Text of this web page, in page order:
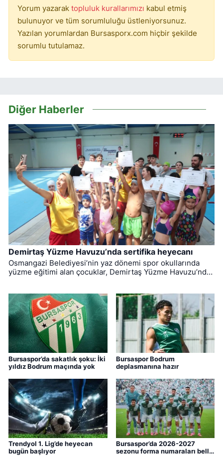
Yorum yazarak topluluk kurallarımızı kabul etmiş
bulunuyor ve tüm sorumluluğu üstleniyorsunuz.
Yazılan yorumlardan Bursasporx.com hiçbir şekilde
sorumlu tutulamaz.
Diğer Haberler
Demirtaş Yüzme Havuzu’nda sertifika heyecanı
Osmangazi Belediyesi’nin yaz dönemi spor okullarında
yüzme eğitimi alan çocuklar, Demirtaş Yüzme Havuzu’nda
Bursaspor’da sakatlık şoku: İki
yıldız Bodrum maçında yok
Bursaspor Bodrum
deplasmanına hazır
Trendyol 1. Lig’de heyecan
bugün başlıyor
Bursaspor’da 2026-2027
sezonu forma numaraları belli